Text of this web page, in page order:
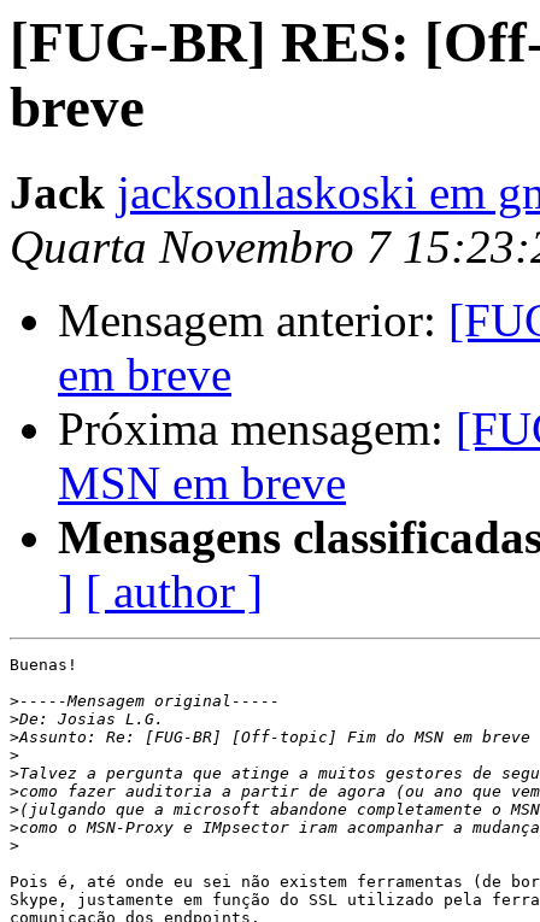
[FUG-BR] RES:
breve
Jack jacksonlaskoski em
Quarta Novembro 7
Mensagem anterior:
em breve
Próxima mensagem:
MSN em breve
Mensagens
] [ author ]
Buenas!
>
>
>
>
>
>
>
>
>
Pois é, até onde eu sei não existem ferramentas (de
Skype, justamente em função do SSL utilizado pela
comunicação dos endpoints.